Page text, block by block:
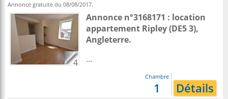
Annonce gratuite du 08/08/2017.
4
Annonce n°3168171 : location
appartement Ripley(DE5 3),
Angleterre.
...
Chambre
1 Détails